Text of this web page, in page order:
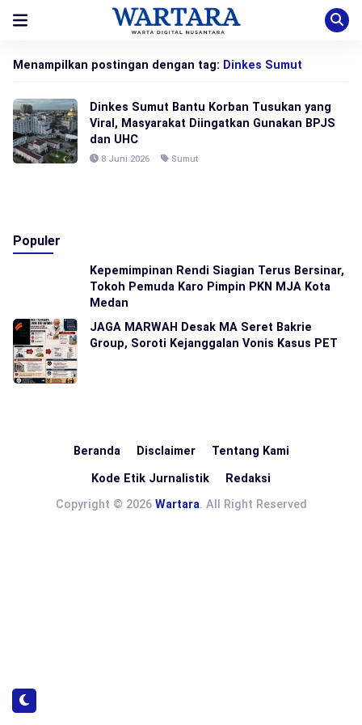
Menampilkan postingan dengan tag: Dinkes Sumut
Dinkes Sumut Bantu Korban Tusukan yang
Viral, Masyarakat Diingatkan Gunakan BPJS
dan UHC
8 Juni 2026 Sumut
Populer
Kepemimpinan Rendi Siagian Terus Bersinar,
Tokoh Pemuda Karo Pimpin PKN MJA Kota
Medan
JAGA MARWAH Desak MA Seret Bakrie
Group, Soroti Kejanggalan Vonis Kasus PET
Beranda Disclaimer Tentang Kami
Kode Etik Jurnalistik
Redaksi
Copyright © 2026 Wartara. All Right Reserved